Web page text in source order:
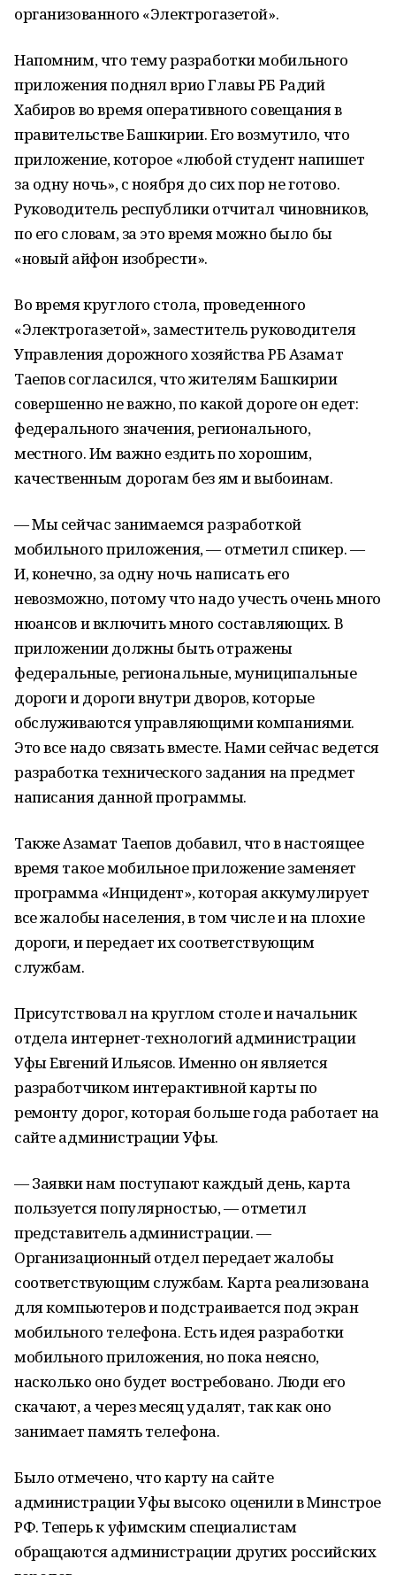
организованного «Электрогазетой».
Напомним, что тему разработки мобильного
приложения поднял врио Главы РБ Радий
Хабиров во время оперативного совещания в
правительстве Башкирии. Его возмутило, что
приложение, которое «любой студент напишет
за одну ночь», с ноября до сих пор не готово.
Руководитель республики отчитал чиновников,
по его словам, за это время можно было бы
«новый айфон изобрести».
Во время круглого стола, проведенного
«Электрогазетой», заместитель руководителя
Управления дорожного хозяйства РБ Азамат
Таепов согласился, что жителям Башкирии
совершенно не важно, по какой дороге он едет:
федерального значения, регионального,
местного. Им важно ездить по хорошим,
качественным дорогам без ям и выбоинам.
— Мы сейчас занимаемся разработкой
мобильного приложения, — отметил спикер. —
И, конечно, за одну ночь написать его
невозможно, потому что надо учесть очень много
нюансов и включить много составляющих. В
приложении должны быть отражены
федеральные, региональные, муниципальные
дороги и дороги внутри дворов, которые
обслуживаются управляющими компаниями.
Это все надо связать вместе. Нами сейчас ведется
разработка технического задания на предмет
написания данной программы.
Также Азамат Таепов добавил, что в настоящее
время такое мобильное приложение заменяет
программа «Инцидент», которая аккумулирует
все жалобы населения, в том числе и на плохие
дороги, и передает их соответствующим
службам.
Присутствовал на круглом столе и начальник
отдела интернет-технологий администрации
Уфы Евгений Ильясов. Именно он является
разработчиком интерактивной карты по
ремонту дорог, которая больше года работает на
сайте администрации Уфы.
— Заявки нам поступают каждый день, карта
пользуется популярностью, — отметил
представитель администрации. —
Организационный отдел передает жалобы
соответствующим службам. Карта реализована
для компьютеров и подстраивается под экран
мобильного телефона. Есть идея разработки
мобильного приложения, но пока неясно,
насколько оно будет востребовано. Люди его
скачают, а через месяц удалят, так как оно
занимает память телефона.
Было отмечено, что карту на сайте
администрации Уфы высоко оценили в Минстрое
РФ. Теперь к уфимским специалистам
обращаются администрации других российских